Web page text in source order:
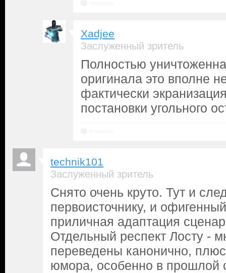
Xadjee
Заслуженный зритель
Полностью
оригинала это вполне
фактически
постановки угольного
technik101
Заслуженный зритель
Снято очень круто. Тут и
первоисточнику, и
приличная адаптация
Отдельный респект Лосту -
переведены канонично,
юмора, особенно в прошлой